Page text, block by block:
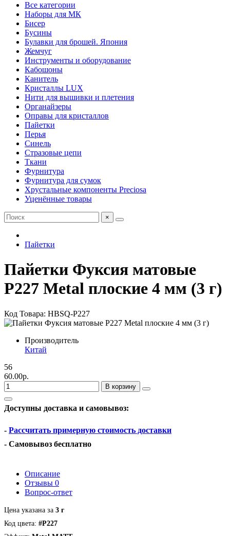
Все категории
Наборы для МК
Бисер
Бусины
Булавки для брошей. Япония
Жемчуг
Инструменты и оборудование
Кабошоны
Канитель
Кристаллы LUX
Нити для вышивки и плетения
Органайзеры
Оправы для кристаллов
Пайетки
Перья
Синель
Стразовые цепи
Ткани
Фурнитура
Фурнитура для сумок
Хрустальные компоненты Preciosa
Уценённые товары
×
Пайетки
Пайетки Фуксия матовые
P227 Metal плоские 4 мм (3 г)
Код Товара: HBSQ-P227
Производитель
Китай
56
60.00р.
В корзину
Доступны доставка и самовывоз:
- Рассчитать примерную стоимость доставки
- Самовывоз бесплатно
Описание
Отзывы 0
Вопрос-ответ
Цена указана за 3 г
Код цвета: #P227